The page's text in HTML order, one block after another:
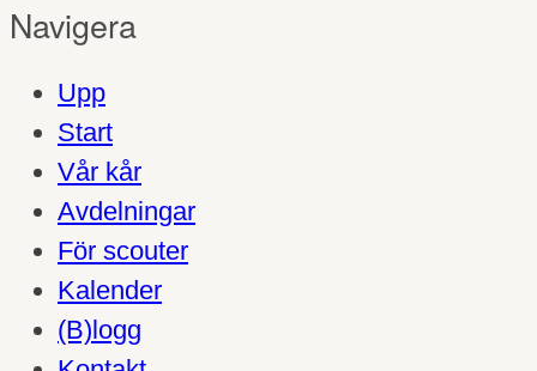
Navigera
Upp
Start
Vår kår
Avdelningar
För scouter
Kalender
(B)logg